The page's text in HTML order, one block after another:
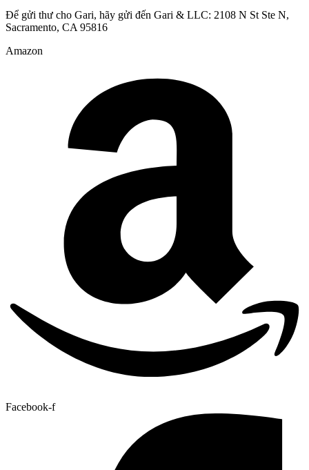
Để gửi thư cho Gari, hãy gửi đến Gari & LLC: 2108 N St Ste N,
Sacramento, CA 95816
Amazon
Facebook-f